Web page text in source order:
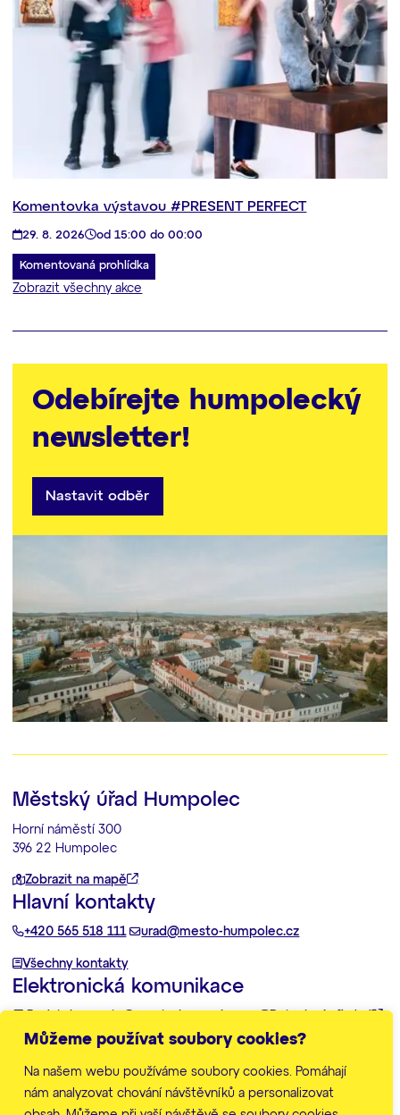
Můžeme používat soubory cookies?
Na našem webu používáme soubory cookies. Pomáhají
nám analyzovat chování návštěvníků a personalizovat
Komentovka výstavou #PRESENT PERFECT
29. 8. 2026 od 15:00 do 00:00
Komentovaná prohlídka
Zobrazit všechny akce
Odebírejte humpolecký
newsletter!
Nastavit odběr
Městský úřad Humpolec
Horní náměstí 300
396 22 Humpolec
Zobrazit na mapě
Hlavní kontakty
+420 565 518 111 urad@mesto-humpolec.cz
Všechny kontakty
Elektronická komunikace
Další informace
Zpracování osobních údajů
Prohlášení o přístupnosti